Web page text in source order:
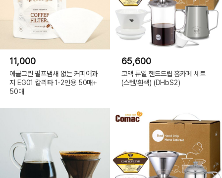
11,000
에콜그린 펄프냄새 없는 커피여과
지 EG01 칼리타 1-2인용 50매+
50매
65,600
코맥 듀얼 핸드드립 홈카페 세트
(스텐/흰색) (DHbS2)